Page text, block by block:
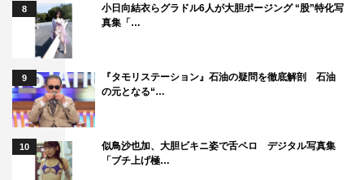
8
小日向結衣らグラドル6人が大胆ポージング “股”特化写
真集「…
9
『タモリステーション』石油の疑問を徹底解剖 石油
の元となる“…
10
似鳥沙也加、大胆ビキニ姿で舌ペロ デジタル写真集
「ブチ上げ極…